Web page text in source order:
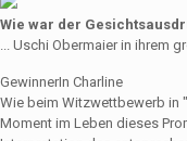
Wie war der
... Uschi Obermaier in ihrem
GewinnerIn Charline
Wie beim Witzwettbewerb in
Moment im Leben dieses